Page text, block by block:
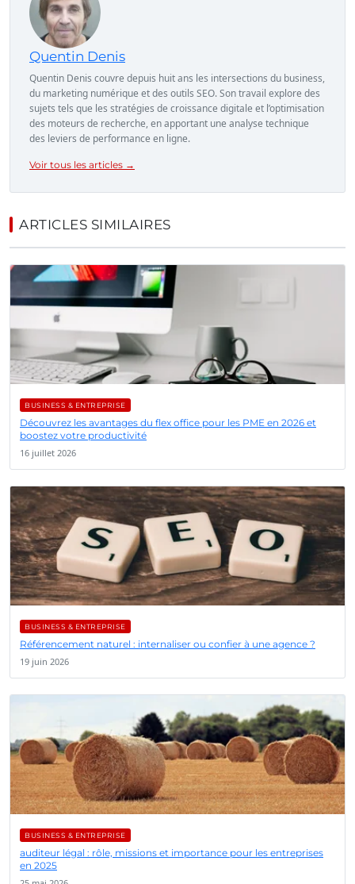
Quentin Denis
Quentin Denis couvre depuis huit ans les intersections du business,
du marketing numérique et des outils SEO. Son travail explore des
sujets tels que les stratégies de croissance digitale et l’optimisation
des moteurs de recherche, en apportant une analyse technique
des leviers de performance en ligne.
Voir tous les articles →
ARTICLES SIMILAIRES
BUSINESS & ENTREPRISE
Découvrez les avantages du flex office pour les PME en 2026 et
boostez votre productivité
16 juillet 2026
BUSINESS & ENTREPRISE
Référencement naturel : internaliser ou confier à une agence ?
19 juin 2026
BUSINESS & ENTREPRISE
auditeur légal : rôle, missions et importance pour les entreprises
en 2025